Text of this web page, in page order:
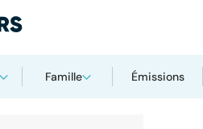
Famille Émissions